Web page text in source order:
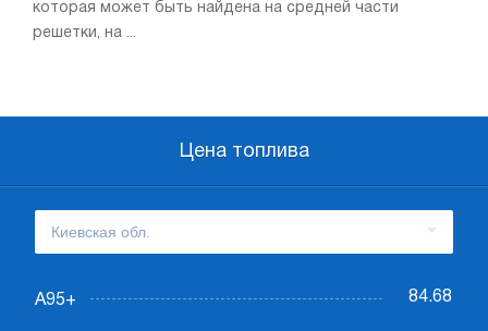
которая может быть найдена на средней части
решетки, на ...
Цена топлива
А95+ 84.68